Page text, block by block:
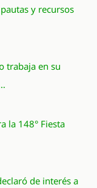
y recursos
trabaja en su
la 148° Fiesta
de interés a